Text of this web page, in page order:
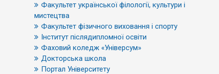
Факультет української філології, культури і
мистецтва
Факультет фізичного виховання і спорту
Інститут післядипломної освіти
Фаховий коледж «Універсум»
Докторська школа
Портал Університету